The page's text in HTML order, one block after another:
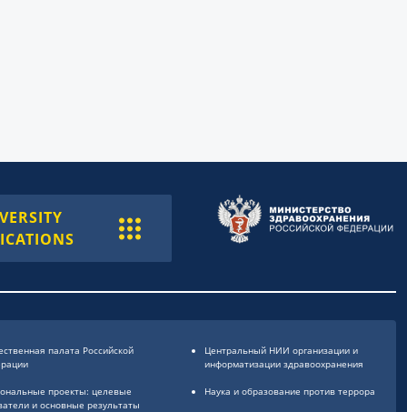
палата Российской
проекты: целевые
и основные результаты
Центральный НИИ организации и
информатизации здравоохранения
Наука и образование против террора